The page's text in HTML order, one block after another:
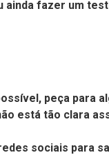
fazer um
peça para
está tão clara
sociais para